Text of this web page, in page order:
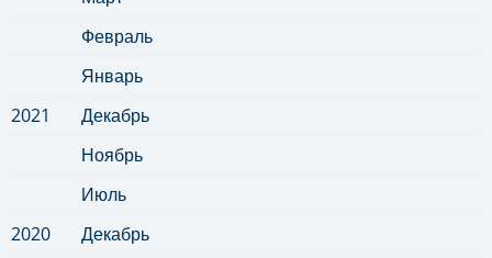
Февраль
Январь
2021
Декабрь
Ноябрь
Июль
2020
Декабрь